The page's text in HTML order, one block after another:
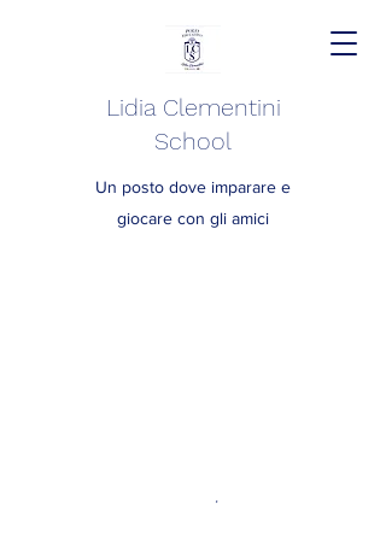
Lidia Clementini
School
Un posto dove imparare e
giocare con gli amici